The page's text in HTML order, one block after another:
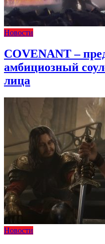
Новости
COVENANT –
амбициозный
лица
Новости